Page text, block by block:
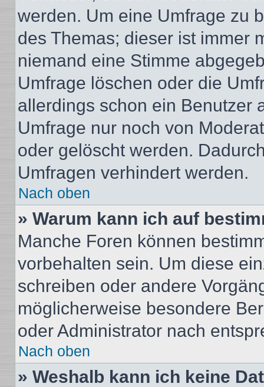
werden. Um eine Umfrage zu
des Themas; dieser ist immer
niemand eine Stimme
Umfrage löschen oder die
allerdings schon ein Benutzer
Umfrage nur noch von
oder gelöscht werden.
Umfragen verhindert werden.
Nach oben
» Warum kann ich auf
Manche Foren können
vorbehalten sein. Um diese
schreiben oder andere
möglicherweise besondere
oder Administrator nach
Nach oben
» Weshalb kann ich keine